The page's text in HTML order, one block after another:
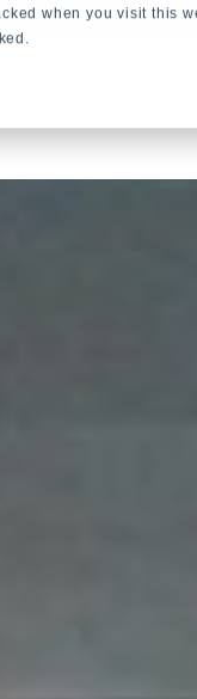
when you visit this